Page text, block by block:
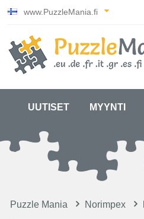
www.PuzzleMania.fi
UUTISET MYYNTI
Puzzle Mania Norimpex